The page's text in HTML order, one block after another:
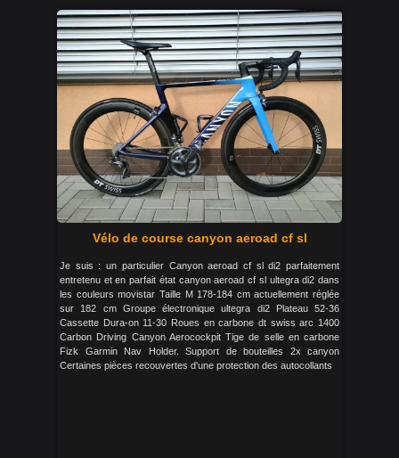
Vélo de course canyon aeroad cf sl
Je suis : un particulier Canyon aeroad cf sl di2 parfaitement
entretenu et en parfait état canyon aeroad cf sl ultegra di2 dans
les couleurs movistar Taille M 178-184 cm actuellement réglée
sur 182 cm Groupe électronique ultegra di2 Plateau 52-36
Cassette Dura-on 11-30 Roues en carbone dt swiss arc 1400
Carbon Driving Canyon Aerocockpit Tige de selle en carbone
Fizk Garmin Nav Holder. Support de bouteilles 2x canyon
Certaines pièces recouvertes d'une protection des autocollants